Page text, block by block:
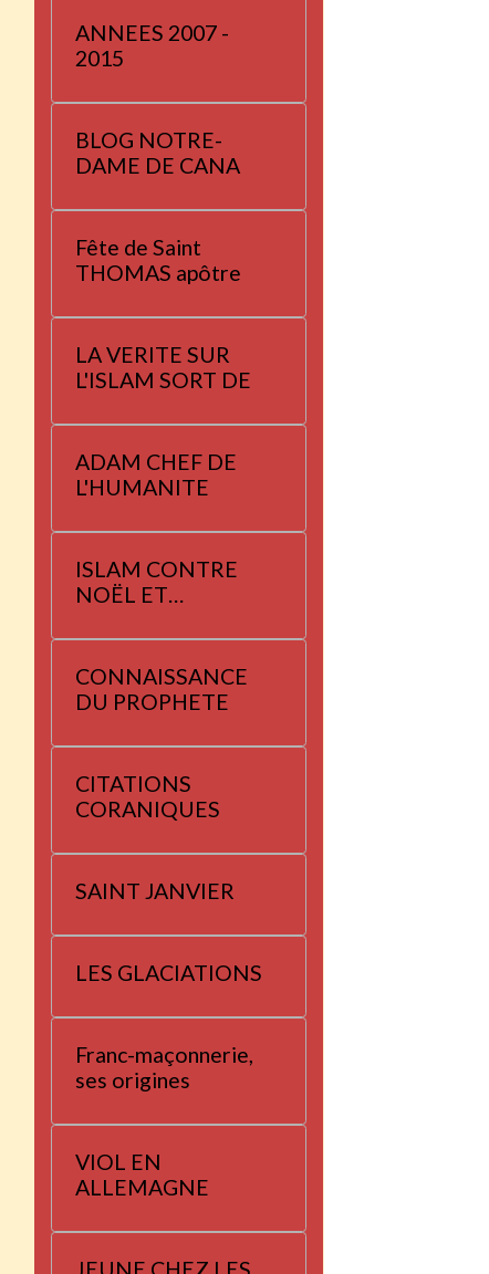
ANNEES 2007 -
2015
BLOG NOTRE-
DAME DE CANA
Fête de Saint
THOMAS apôtre
LA VERITE SUR
L'ISLAM SORT DE
ADAM CHEF DE
L'HUMANITE
ISLAM CONTRE
NOËL ET
CONNAISSANCE
DU PROPHETE
CITATIONS
CORANIQUES
SAINT JANVIER
LES GLACIATIONS
Franc-maçonnerie,
ses origines
VIOL EN
ALLEMAGNE